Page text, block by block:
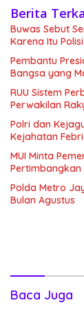
Berita
Buwas Sebut
Karena Itu
Pembantu
Bangsa yang
RUU Sistem
Perwakilan
Polri dan
Kejahatan
MUI Minta
Polda Metro
Bulan Agustus
Baca Juga